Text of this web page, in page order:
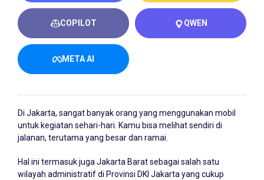
COPILOT QWEN
META AI
Di Jakarta, sangat banyak orang yang menggunakan mobil
untuk kegiatan sehari-hari. Kamu bisa melihat sendiri di
jalanan, terutama yang besar dan ramai.
Hal ini termasuk juga Jakarta Barat sebagai salah satu
wilayah administratif di Provinsi DKI Jakarta yang cukup